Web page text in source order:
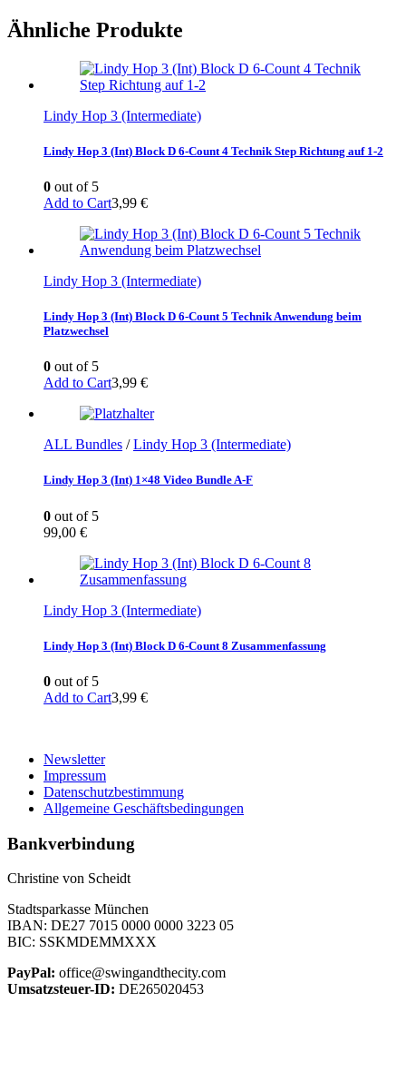
Ähnliche Produkte
Lindy Hop 3 (Intermediate)
Lindy Hop 3 (Int) Block D 6-Count 4 Technik Step Richtung auf 1-2
0 out of 5
Add to Cart3,99 €
Lindy Hop 3 (Intermediate)
Lindy Hop 3 (Int) Block D 6-Count 5 Technik Anwendung beim
Platzwechsel
0 out of 5
Add to Cart3,99 €
ALL Bundles /Lindy Hop 3 (Intermediate)
Lindy Hop 3 (Int) 1×48 Video Bundle A-F
0 out of 5
99,00 €
Lindy Hop 3 (Intermediate)
Lindy Hop 3 (Int) Block D 6-Count 8 Zusammenfassung
0 out of 5
Add to Cart3,99 €
Newsletter
Impressum
Datenschutzbestimmung
Allgemeine Geschäftsbedingungen
Bankverbindung
Christine von Scheidt
Stadtsparkasse München
IBAN: DE27 7015 0000 0000 3223 05
BIC: SSKMDEMMXXX
PayPal: office@swingandthecity.com
Umsatzsteuer-ID: DE265020453